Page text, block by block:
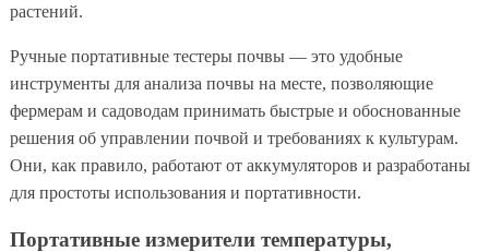
растений.
Ручные портативные тестеры почвы — это удобные
инструменты для анализа почвы на месте, позволяющие
фермерам и садоводам принимать быстрые и обоснованные
решения об управлении почвой и требованиях к культурам.
Они, как правило, работают от аккумуляторов и разработаны
для простоты использования и портативности.
Портативные измерители температуры,